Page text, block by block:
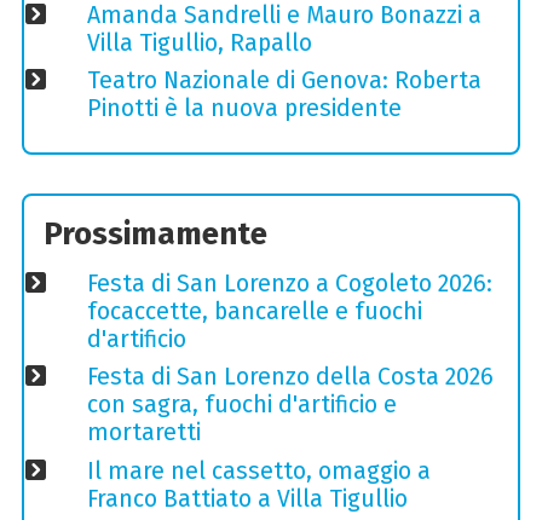
Amanda Sandrelli e Mauro Bonazzi a
Villa Tigullio, Rapallo
Teatro Nazionale di Genova: Roberta
Pinotti è la nuova presidente
Prossimamente
Festa di San Lorenzo a Cogoleto 2026:
focaccette, bancarelle e fuochi
d'artificio
Festa di San Lorenzo della Costa 2026
con sagra, fuochi d'artificio e
mortaretti
Il mare nel cassetto, omaggio a
Franco Battiato a Villa Tigullio